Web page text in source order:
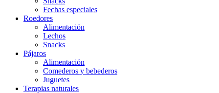
Fechas especiales
Roedores
Alimentación
Lechos
Snacks
Pájaros
Alimentación
Comederos y bebederos
Juguetes
Terapias naturales